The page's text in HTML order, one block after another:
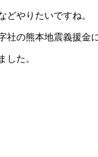
どやりたいですね。
の熊本地震義援金
した。